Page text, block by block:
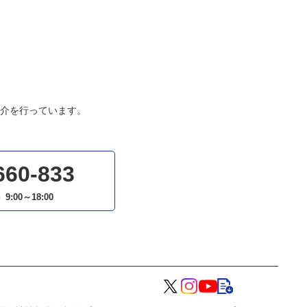
を行っています。
833
9:00～18:00